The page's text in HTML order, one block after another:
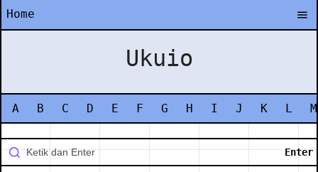
Home
Ukuio
A B C D E F G H I J K L M